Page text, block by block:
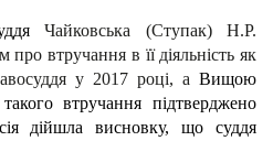
Чайковська (Ступак) Н.Р.
про втручання в її діяльність як
у 2017 році, а Вищою
втручання підтверджено
дійшла висновку, що суддя